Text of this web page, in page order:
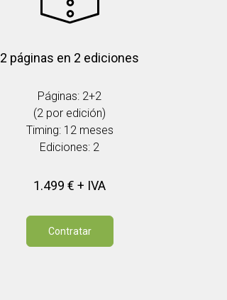
2 páginas en 2 ediciones
Páginas: 2+2
(2 por edición)
Timing: 12 meses
Ediciones: 2
1.499 € + IVA
Contratar